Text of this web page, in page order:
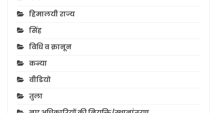
हिमालयी राज्य
सिंह
विधि व क़ानून
कन्या
वीडियो
तुला